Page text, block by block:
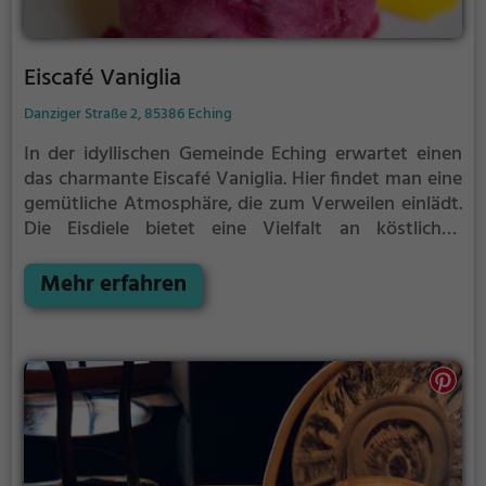
Eiscafé Vaniglia
Danziger Straße 2, 85386 Eching
In der idyllischen Gemeinde Eching erwartet einen
das charmante Eiscafé Vaniglia. Hier findet man eine
gemütliche Atmosphäre, die zum Verweilen einlädt.
Die Eisdiele bietet eine Vielfalt an köstlichen
nur das Eis ist ein Genuss, auch die Auswahl an
Kaffee-, Tee- und Erfrischungsgetränken lässt keine
zwischendurch gibt es zudem eine Auswahl an
leckeren Snacks und Desserts. Ob allein, mit
Freunden oder der Familie – im Eiscafé Vaniglia
findet man immer das passende Angebot, um den
Mehr erfahren